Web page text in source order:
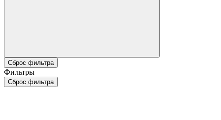
Сброс фильтра
Фильтры
Сброс фильтра